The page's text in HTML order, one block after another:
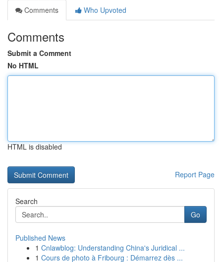
Comments
Who Upvoted
Comments
Submit a Comment
No HTML
HTML is disabled
Report Page
Search
Go
Published News
1 Cnlawblog: Understanding China's Juridical ...
1 Cours de photo à Fribourg : Démarrez dès ...